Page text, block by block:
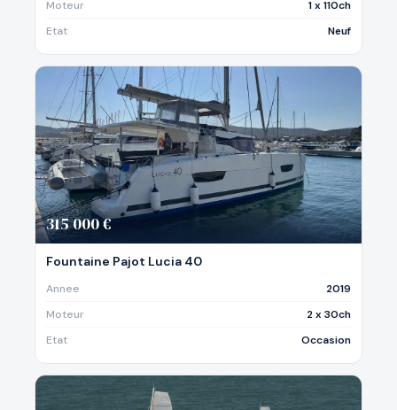
Moteur
1 x 110ch
Etat
Neuf
315 000 €
Fountaine Pajot Lucia 40
Annee
2019
Moteur
2 x 30ch
Etat
Occasion